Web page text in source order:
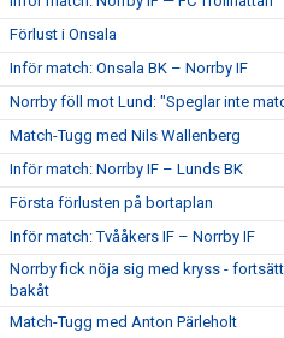
Förlust i Onsala
Inför match: Onsala BK – Norrby IF
Norrby föll mot Lund: "Speglar inte
Match-Tugg med Nils Wallenberg
Inför match: Norrby IF – Lunds BK
Första förlusten på bortaplan
Inför match: Tvååkers IF – Norrby IF
Norrby fick nöja sig med kryss -
bakåt
Match-Tugg med Anton Pärleholt